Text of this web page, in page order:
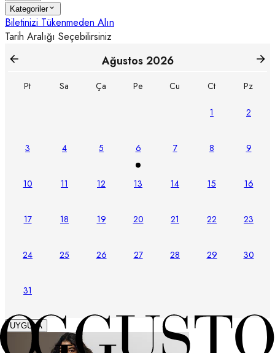
Kategoriler
Biletinizi Tükenmeden Alın
Tarih Aralığı Seçebilirsiniz
Ağustos 2026
Pt Sa Ça Pe Cu Ct Pz
1 2
3 4 5 6 7 8 9
10 11 12 13 14 15 16
17 18 19 20 21 22 23
24 25 26 27 28 29 30
31
UYGULA